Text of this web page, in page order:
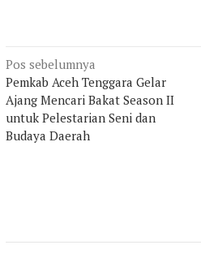
Navigasi
pos
Pos sebelumnya
Pemkab Aceh Tenggara Gelar
Ajang Mencari Bakat Season II
untuk Pelestarian Seni dan
Budaya Daerah